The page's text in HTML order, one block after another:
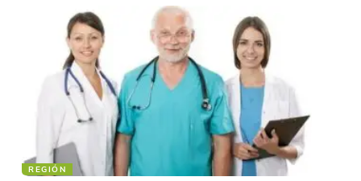
KULTÚRA
FOTKY
VIDEO
MIX
REGIÓN